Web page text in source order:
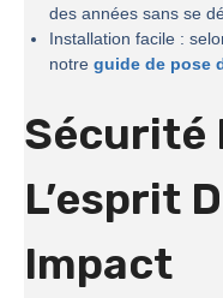
des années sans se
Installation facile :
notre guide de pose
Sécurité
L’esprit
Impact